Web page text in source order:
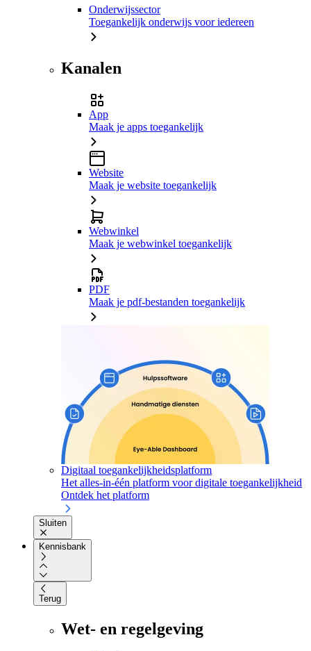
Onderwijssector
Toegankelijk onderwijs voor iedereen
Kanalen
App
Maak je apps toegankelijk
Website
Maak je website toegankelijk
Webwinkel
Maak je webwinkel toegankelijk
PDF
Maak je pdf-bestanden toegankelijk
Digitaal toegankelijkheidsplatform
Het alles-in-één platform voor digitale toegankelijkheid
Ontdek het platform
Sluiten
Kennisbank
Terug
Wet- en regelgeving